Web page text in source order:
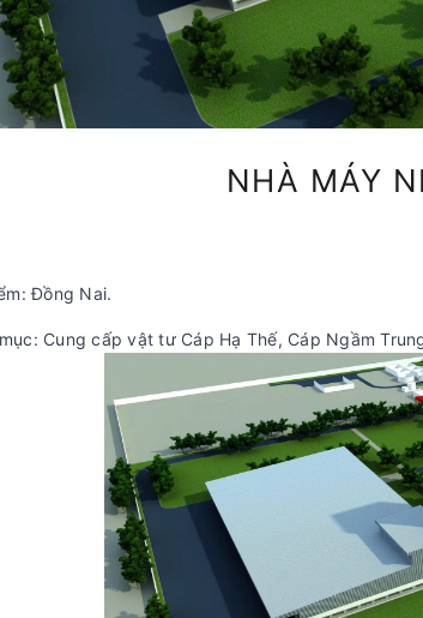
NHÀ MÁY
Đồng Nai.
Cung cấp vật tư Cáp Hạ Thế, Cáp Ngầm